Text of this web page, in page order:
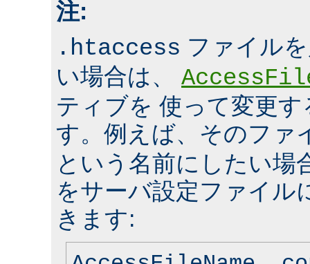
注:
.htaccess ファイル
い場合は、
ティブを 使って変更
す。例えば、そのファ
という名前にしたい場
をサーバ設定ファイル
きます: